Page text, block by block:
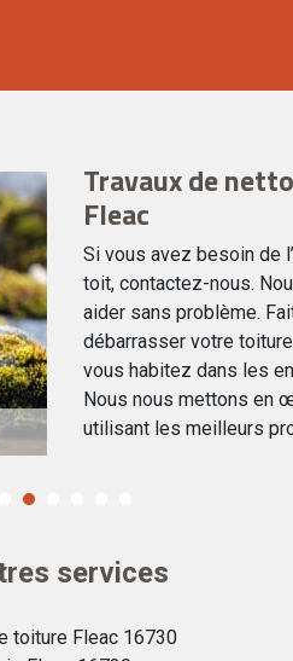
Travaux de
Fleac
Si vous avez besoin de
toit, contactez-nous.
aider sans problème.
débarrasser votre
vous habitez dans les
Nous nous mettons en
utilisant les meilleurs
services
toiture Fleac 16730